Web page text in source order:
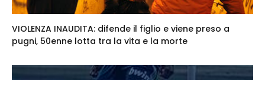
VIOLENZA INAUDITA: difende il figlio e viene preso a
pugni, 50enne lotta tra la vita e la morte